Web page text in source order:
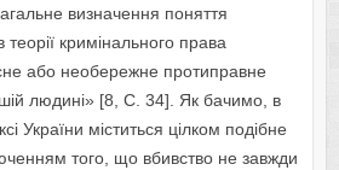
визначення поняття
кримінального права
або необережне протиправне
людині» [8, С. 34]. Як бачимо, в
України міститься цілком подібне
того, що вбивство не завжди